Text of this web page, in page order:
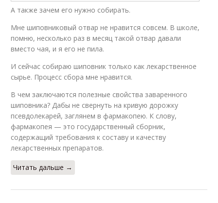
А также зачем его нужно собирать.
Мне шиповниковый отвар не нравится совсем. В школе,
помню, несколько раз в месяц такой отвар давали
вместо чая, и я его не пила.
И сейчас собираю шиповник только как лекарственное
сырье. Процесс сбора мне нравится.
В чем заключаются полезные свойства заваренного
шиповника? Дабы не свернуть на кривую дорожку
псевдолекарей, заглянем в фармакопею. К слову,
фармакопея — это государственный сборник,
содержащий требования к составу и качеству
лекарственных препаратов.
Читать дальше →